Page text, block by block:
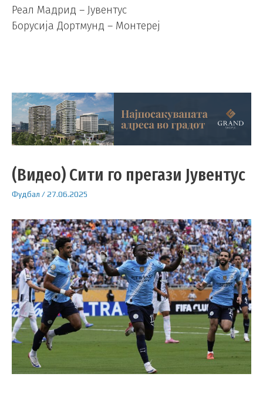
Реал Мадрид – Јувентус
Борусија Дортмунд – Монтереј
(Видео) Сити го прегази Јувентус
Фудбал /27.06.2025